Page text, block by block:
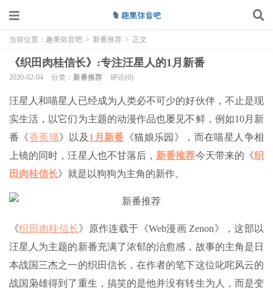
当前位置： 趣果弥音吧 > 新番推荐 > 正文
《织田肉桂信长》:专注汪星人的1月新番
2020-02-04 分类： 新番推荐 评论(0)
汪星人和喵星人已经成为人类必不可少的好伙伴，不止是现
实生活，以它们为主题的动漫作品也屡见不鲜，例如10月新
番《香蕉喵》以及 1月新番 《猫娘乐园》，而在喵星人争相
上镜的同时，汪星人也不甘落后， 新番推荐今天带来的《织
田肉桂信长》就是以狗狗为主角的新作。
《织田肉桂信长》原作连载于《Web漫画 Zenon》，这部以
汪星人为主题的新番充满了浓郁的治愈感，故事的主角是日
本战国三杰之一的织田信长，在作者的笔下这位叱咤风云的
战国枭雄得到了重生，搞笑的是他并没有转生为人，而是变